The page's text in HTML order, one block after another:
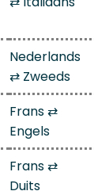
Nederlands
⇄ Zweeds
Frans ⇄
Engels
Frans ⇄
Duits